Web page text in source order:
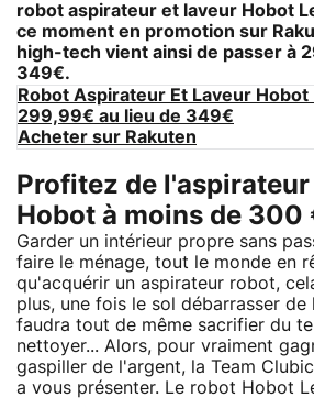
robot aspirateur et laveur Hobot
ce moment en promotion sur
high-tech vient ainsi de passer à
349€.
Robot Aspirateur Et Laveur
299,99€ au lieu de 349€
Acheter sur Rakuten
Profitez de
Hobot à moins de 300
Garder un intérieur propre sans
faire le ménage, tout le monde en
qu'acquérir un aspirateur robot,
plus, une fois le sol débarrasser de
faudra tout de même sacrifier du
nettoyer... Alors, pour vraiment
gaspiller de l'argent, la Team
a vous présenter. Le robot Hobot